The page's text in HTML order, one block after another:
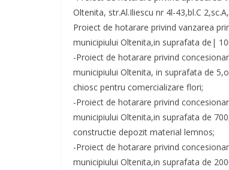
Oltenita, str.Al.Iliescu nr 4l-43,bl.C
Proiect de hotarare privind vanzarea
municipiului Oltenita,in suprafata de|
-Proiect de hotarare privind
municipiului Oltenita, in suprafata de
chiosc pentru comercializare flori;
-Proiect de hotarare privind
municipiului Oltenita,in suprafata de
constructie depozit material lemnos;
-Proiect de hotarare privind
municipiului Oltenita,in suprafata de